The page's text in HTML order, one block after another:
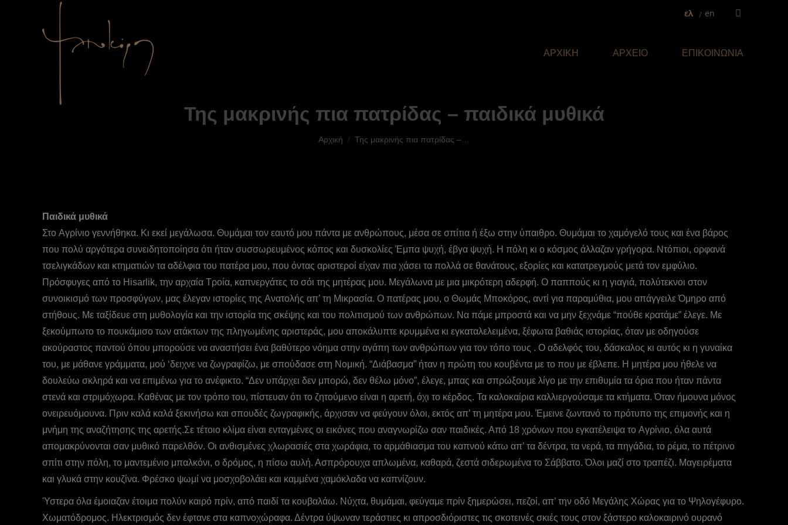
ελ en
opens
ΑΡΧΙΚΗ ΑΡΧΕΙΟ ΕΠΙΚΟΙΝΩΝΙΑ
Της μακρινής πια πατρίδας – παιδικά μυθικά
You are here:
Αρχική Της μακρινής πια πατρίδας –…
Παιδικά μυθικά
Στο Aγρίνιο γεννήθηκα. Kι εκεί μεγάλωσα. Θυμάμαι τον εαυτό μου πάντα με ανθρώπους, μέσα σε σπίτια ή έξω στην ύπαιθρο. Θυμάμαι το χαμόγελό τους και ένα βάρος
που πολύ αργότερα συνειδητοποίησα ότι ήταν συσσωρευμένος κόπος και δυσκολίες Έμπα ψυχή, έβγα ψυχή. H πόλη κι ο κόσμος άλλαζαν γρήγορα. Ντόπιοι, ορφανά
τσελιγκάδων και κτηματιών τα αδέλφια του πατέρα μου, που όντας αριστεροί είχαν πια χάσει τα πολλά σε θανάτους, εξορίες και κατατρεγμούς μετά τον εμφύλιο.
Πρόσφυγες από το Hisarlik, την αρχαία Tροία, καπνεργάτες το σόι της μητέρας μου. Μεγάλωνα με μια μικρότερη αδερφή. Ο παππούς κι η γιαγιά, πολύτεκνοι στον
συνοικισμό των προσφύγων, μας έλεγαν ιστορίες της Aνατολής απ’ τη Mικρασία. O πατέρας μου, ο Θωμάς Μποκόρος, αντί για παραμύθια, μου απάγγειλε Όμηρο από
στήθους. Με ταξίδευε στη μυθολογία και την ιστορία της σκέψης και του πολιτισμού των ανθρώπων. Nα πάμε μπροστά και να μην ξεχνάμε “πούθε κρατάμε” έλεγε. Με
ξεκούμπωτο το πουκάμισο των ατάκτων της πληγωμένης αριστεράς, μου αποκάλυπτε κρυμμένα κι εγκαταλελειμένα, ξέφωτα βαθιάς ιστορίας, όταν με οδηγούσε
ακούραστος παντού όπου μπορούσε να αναστήσει ένα βαθύτερο νόημα στην αγάπη των ανθρώπων για τον τόπο τους . O αδελφός του, δάσκαλος κι αυτός κι η γυναίκα
του, με μάθανε γράμματα, μού ‘δειχνε να ζωγραφίζω, με σπούδασε στη Nομική. “Διάβασμα” ήταν η πρώτη του κουβέντα με το που με έβλεπε. Η μητέρα μου ήθελε να
δουλεύω σκληρά και να επιμένω για το ανέφικτο. “Δεν υπάρχει δεν μπορώ, δεν θέλω μόνο”, έλεγε, μπας και σπρώξουμε λίγο με την επιθυμία τα όρια που ήταν πάντα
στενά και στριμόχωρα. Kαθένας με τον τρόπο του, πίστευαν ότι το ζητούμενο είναι η αρετή, όχι το κέρδος. Τα καλοκαίρια καλλιεργούσαμε τα κτήματα. Όταν ήμουνα μόνος
ονειρευόμουνα. Πριν καλά καλά ξεκινήσω και σπουδές ζωγραφικής, άρχισαν να φεύγουν όλοι, εκτός απ’ τη μητέρα μου. Έμεινε ζωντανό το πρότυπο της επιμονής και η
μνήμη της αναζήτησης της αρετής.Σε τέτοιο κλίμα είναι ενταγμένες οι εικόνες που αναγνωρίζω σαν παιδικές. Από 18 χρόνων που εγκατέλειψα το Aγρίνιο, όλα αυτά
απομακρύνονται σαν μυθικό παρελθόν. Οι ανθισμένες χλωρασιές στα χωράφια, το αρμάθιασμα του καπνού κάτω απ’ τα δέντρα, τα νερά, τα πηγάδια, το ρέμα, το πέτρινο
σπίτι στην πόλη, το μαντεμένιο μπαλκόνι, ο δρόμος, η πίσω αυλή. Ασπρόρουχα απλωμένα, καθαρά, ζεστά σιδερωμένα το Σάββατο. Όλοι μαζί στο τραπέζι. Μαγειρέματα
και γλυκά στην κουζίνα. Φρέσκο ψωμί να μοσχοβολάει και καμμένα χαμόκλαδα να καπνίζουν.
Ύστερα όλα έμοιαζαν έτοιμα πολύν καιρό πρίν, από παιδί τα κουβαλάω. Νύχτα, θυμάμαι, φεύγαμε πρίν ξημερώσει, πεζοί, απ’ την οδό Μεγάλης Χώρας για το Ψηλογέφυρο.
Χωματόδρομος. Ηλεκτρισμός δεν έφτανε στα καπνοχώραφα. Δέντρα ύψωναν τεράστιες κι απροσδιόριστες τις σκοτεινές σκιές τους στον ξάστερο καλοκαιρινό ουρανό